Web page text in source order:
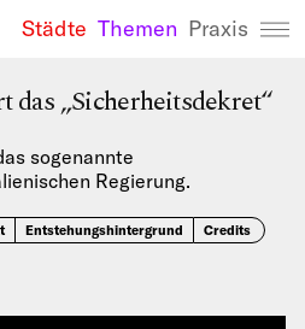
We Refugees
Städte Themen Praxis
das „Sicherheitsdekret“
sogenannte
Regierung.
Entstehungshintergrund Credits